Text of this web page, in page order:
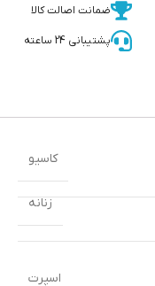
ضمانت اصالت کالا
پشتیبانی 24 ساعته
زنانه
اسپرت
کاسیو